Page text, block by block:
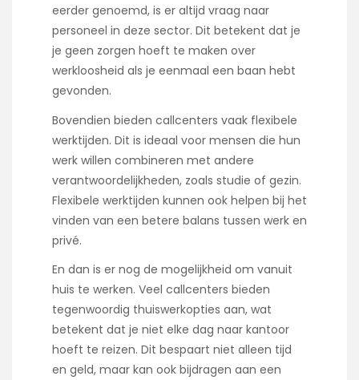
eerder genoemd, is er altijd vraag naar
personeel in deze sector. Dit betekent dat je
je geen zorgen hoeft te maken over
werkloosheid als je eenmaal een baan hebt
gevonden.
Bovendien bieden callcenters vaak flexibele
werktijden. Dit is ideaal voor mensen die hun
werk willen combineren met andere
verantwoordelijkheden, zoals studie of gezin.
Flexibele werktijden kunnen ook helpen bij het
vinden van een betere balans tussen werk en
privé.
En dan is er nog de mogelijkheid om vanuit
huis te werken. Veel callcenters bieden
tegenwoordig thuiswerkopties aan, wat
betekent dat je niet elke dag naar kantoor
hoeft te reizen. Dit bespaart niet alleen tijd
en geld, maar kan ook bijdragen aan een